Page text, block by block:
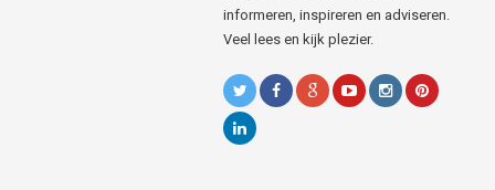
informeren, inspireren en adviseren.
Veel lees en kijk plezier.